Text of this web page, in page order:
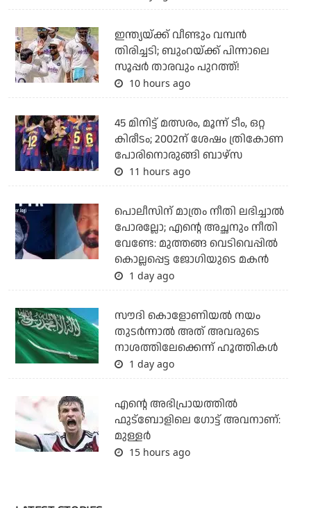
ഇന്ത്യയ്ക്ക് വീണ്ടും വമ്പന്‍
തിരിച്ചടി; ബുംറയ്ക്ക് പിന്നാലെ
സൂപ്പര്‍ താരവും പുറത്ത്!
10 hours ago
45 മിനിട്ട് മത്സരം, മൂന്ന് ടീം, ഒറ്റ
കിരീടം; 2002ന് ശേഷം ത്രികോണ
പോരിനൊരുങ്ങി ബാഴ്‌സ
11 hours ago
പൊലീസിന് മാത്രം നീതി ലഭിച്ചാല്‍
പോരല്ലോ; എന്റെ അച്ഛനും നീതി
വേണ്ടേ: മുത്തങ്ങ വെടിവെപ്പില്‍
കൊല്ലപ്പെട്ട ജോഗിയുടെ മകന്‍
1 day ago
സൗദി കൊളോണിയല്‍ നയം
തുടര്‍ന്നാല്‍ അത് അവരുടെ
നാശത്തിലേക്കെന്ന് ഹൂത്തികള്‍
1 day ago
എന്റെ അഭിപ്രായത്തില്‍
ഫുട്‌ബോളിലെ ഗോട്ട് അവനാണ്:
മുള്ളര്‍
15 hours ago